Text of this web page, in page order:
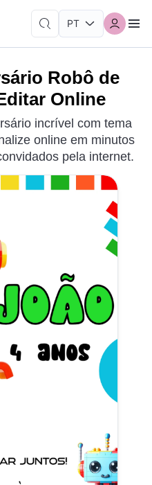
Robô de
Online
incrível com tema
online em minutos
pela internet.